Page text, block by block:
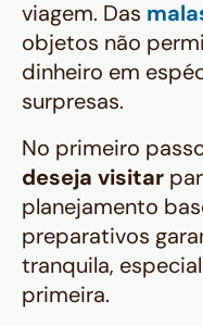
viagem. Das
objetos não
dinheiro em
surpresas.
No primeiro
deseja visitar
planejamento
preparativos
tranquila,
primeira.